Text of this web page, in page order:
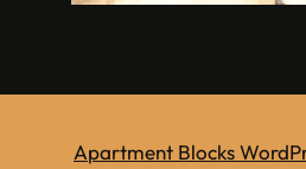
Apartment Blocks